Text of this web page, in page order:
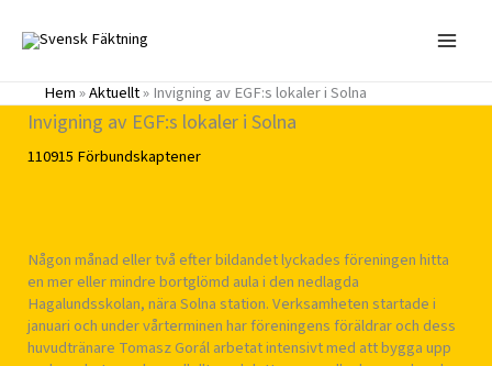
innehåll
Hem»Aktuellt»Invigning av EGF:s lokaler i Solna
Invigning av EGF:s lokaler i Solna
110915 Förbundskaptener
Någon månad eller två efter bildandet lyckades föreningen hitta
en mer eller mindre bortglömd aula i den nedlagda
Hagalundsskolan, nära Solna station. Verksamheten startade i
januari och under vårterminen har föreningens föräldrar och dess
huvudtränare Tomasz Gorál arbetat intensivt med att bygga upp